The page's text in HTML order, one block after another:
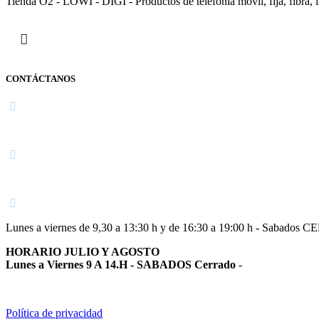
CONTÁCTANOS
Lunes a viernes de 9,30 a 13:30 h y de 16:30 a 19:00 h - Sabados
HORARIO JULIO Y AGOSTO
Lunes a Viernes 9 A 14.H - SABADOS Cerrado -
Política de privacidad